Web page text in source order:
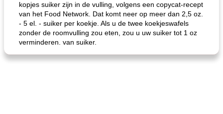
gemakkelijke rijst en hamburger een gerecht diner oma's griessnockerlsuppe (rund- en griesmeelknoedelsoep)
kopjes suiker zijn in de vulling, volgens een copycat-recept
van het Food Network. Dat komt neer op meer dan 2,5 oz.
- 5 el. - suiker per koekje. Als u de twee koekjeswafels
zonder de roomvulling zou eten, zou u uw suiker tot 1 oz
verminderen. van suiker.